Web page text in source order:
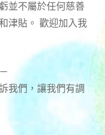
並不屬於任何慈善
津貼。 歡迎加入我
我們，讓我們有調